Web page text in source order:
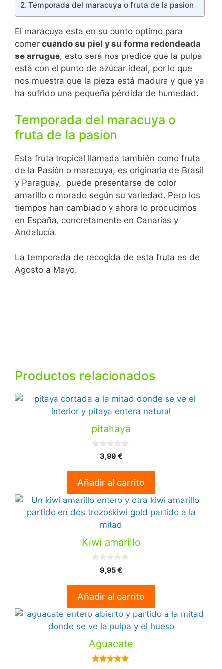
Temporada del maracuya o fruta de la pasion
El maracuya esta en su punto optimo para
comer cuando su piel y su forma redondeada
se arrugue, esto será nos predice que la pulpa
está con el punto de azúcar ideal, por lo que
nos muestra que la pieza está madura y que ya
ha sufrido una pequeña pérdida de humedad.
Temporada del maracuya o
fruta de la pasion
Esta fruta tropical llamada también como fruta
de la Pasión o maracuya, es originaria de Brasil
y Paraguay, puede presentarse de color
amarillo o morado según su variedad. Pero los
tiempos han cambiado y ahora lo producimos
en España, concretamente en Canarias y
Andalucía.
La temporada de recogida de esta fruta es de
Agosto a Mayo.
Productos relacionados
pitahaya
3,99 €
Añadir al carrito
Kiwi amarillo
9,95€
Añadir al carrito
Aguacate